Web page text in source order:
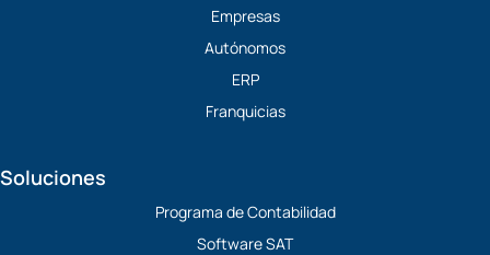
d
i
n
t
t
e
Empresas
Autónomos
ERP
Franquicias
Soluciones
Programa de Contabilidad
Software SAT